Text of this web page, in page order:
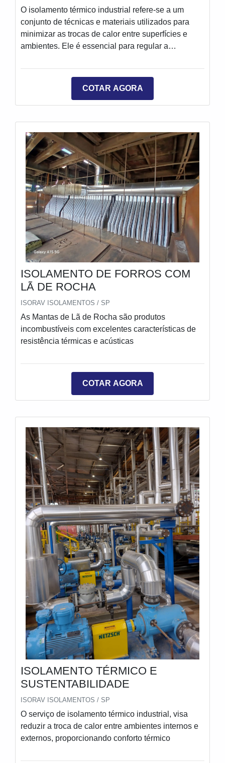
O isolamento térmico industrial refere-se a um
conjunto de técnicas e materiais utilizados para
minimizar as trocas de calor entre superfícies e
ambientes. Ele é essencial para regular a
máquinas, equipamentos e até mesmo produtos
COTAR AGORA
ISOLAMENTO DE FORROS COM
LÃ DE ROCHA
ISORAV ISOLAMENTOS / SP
As Mantas de Lã de Rocha são produtos
incombustíveis com excelentes características de
resistência térmicas e acústicas
COTAR AGORA
ISOLAMENTO TÉRMICO E
SUSTENTABILIDADE
ISORAV ISOLAMENTOS / SP
O serviço de isolamento térmico industrial, visa
reduzir a troca de calor entre ambientes internos e
externos, proporcionando conforto térmico